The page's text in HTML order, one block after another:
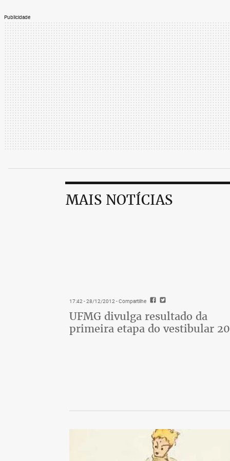
Publicidade
MAIS NOTÍCIAS
17:42 - 28/12/2012 - Compartilhe
UFMG divulga resultado da
primeira etapa do vestibular